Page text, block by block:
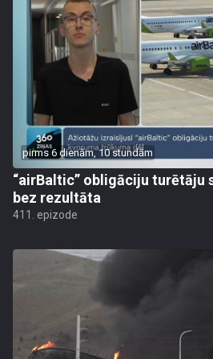
pirms 6 dienām, 10 stundām
“airBaltic” obligāciju turētāju
bez rezultāta
411. epizode